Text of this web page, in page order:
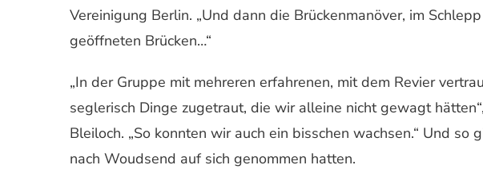
Vereinigung Berlin. „Und dann die Brückenmanöver, im
geöffneten Brücken…“
„In der Gruppe mit mehreren erfahrenen, mit dem Revier
seglerisch Dinge zugetraut, die wir alleine nicht gewagt
Bleiloch. „So konnten wir auch ein bisschen wachsen.“ Und so
nach Woudsend auf sich genommen hatten.